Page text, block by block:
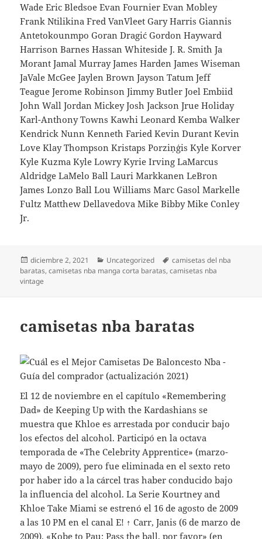
Wade Eric Bledsoe Evan Fournier Evan Mobley
Frank Ntilikina Fred VanVleet Gary Harris Giannis
Antetokounmpo Goran Dragić Gordon Hayward
Harrison Barnes Hassan Whiteside J. R. Smith Ja
Morant Jamal Murray James Harden James Wiseman
JaVale McGee Jaylen Brown Jayson Tatum Jeff
Teague Jerome Robinson Jimmy Butler Joel Embiid
John Wall Jordan Mickey Josh Jackson Jrue Holiday
Karl-Anthony Towns Kawhi Leonard Kemba Walker
Kendrick Nunn Kenneth Faried Kevin Durant Kevin
Love Klay Thompson Kristaps Porziņģis Kyle Korver
Kyle Kuzma Kyle Lowry Kyrie Irving LaMarcus
Aldridge LaMelo Ball Lauri Markkanen LeBron
James Lonzo Ball Lou Williams Marc Gasol Markelle
Fultz Matthew Dellavedova Mike Bibby Mike Conley
Jr.
Publicado
el
diciembre 2, 2021 Categorías
Uncategorized Etiquetas
camisetas del nba
baratas,camisetas nba manga corta baratas,camisetas nba
vintage
camisetas nba baratas
El 12 de noviembre en el capítulo «Remembering
Dad» de Keeping Up with the Kardashians se
muestra que Khloe es arrestada por conducir bajo
los efectos del alcohol. Participó en la octava
temporada de «The Celebrity Apprentice» (marzo-
mayo de 2009), pero fue eliminada en el sexto reto
por haber ido a la cárcel tras haber conducido bajo
la influencia del alcohol. La Serie Kourtney and
Khloe Take Miami se estrenó el 16 de agosto de 2009
a las 10 PM en el canal E! ↑ Carr, Janis (6 de marzo de
2009). «Kobe to Pau: Pass the ball, por favor» (en